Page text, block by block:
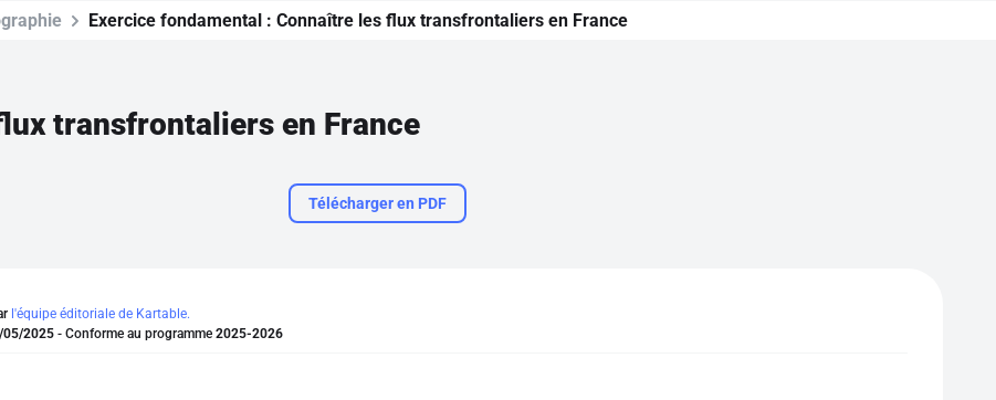
Exercice fondamental : Connaître les flux transfrontaliers en France
transfrontaliers en France
Télécharger en PDF
l'équipe éditoriale de Kartable.
05/2025 - Conforme au programme 2025-2026